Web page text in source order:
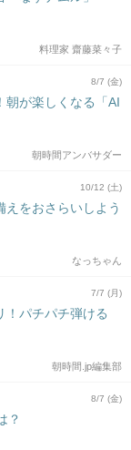
料理家 齋藤菜々子
8/7 (金)
朝が楽しくなる「AI
朝時間アンバサダー
10/12 (土)
をおさらいしよう
なっちゃん
7/7 (月)
！パチパチ弾ける
朝時間.jp編集部
8/7 (金)
？